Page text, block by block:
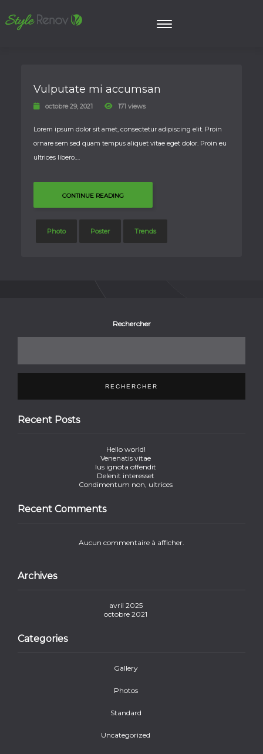
Vulputate mi accumsan
octobre 29, 2021 171 views
Lorem ipsum dolor sit amet, consectetur adipiscing elit. Proin
ornare sem sed quam tempus aliquet vitae eget dolor. Proin eu
ultrices libero….
CONTINUE READING
Photo Poster Trends
Rechercher
RECHERCHER
Recent Posts
Hello world!
Venenatis vitae
Ius ignota offendit
Delenit interesset
Condimentum non, ultrices
Recent Comments
Aucun commentaire à afficher.
Archives
avril 2025
octobre 2021
Categories
Gallery
Photos
Standard
Uncategorized